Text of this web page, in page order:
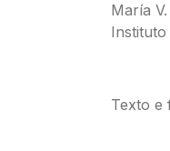
María
Instituto
Texto e